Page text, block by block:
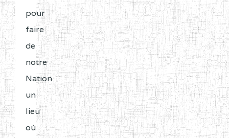
pour
faire
de
notre
Nation
un
lieu
où